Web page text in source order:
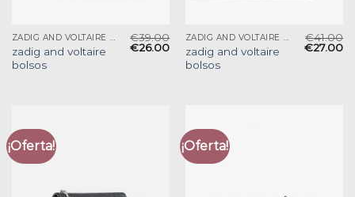
ZADIG AND VOLTAIRE BOLSOS
zadig and voltaire
bolsos
€39.00
€26.00
ZADIG AND VOLTAIRE BOLSOS
zadig and voltaire
bolsos
€41.00
€27.00
¡Oferta! ¡Oferta!